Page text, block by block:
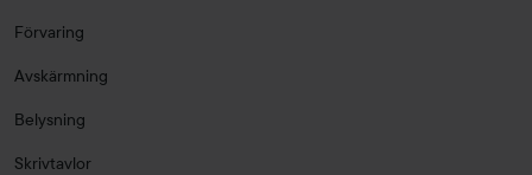
Förvaring
Avskärmning
Belysning
Skrivtavlor